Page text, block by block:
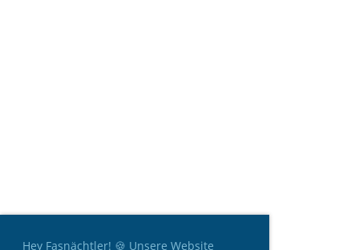
Hey Fasnächtler! 🍪 Unsere Website